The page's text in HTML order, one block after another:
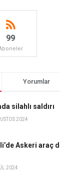
99
Yorumlar
silahlı saldırı
2024
Askeri araç
2024